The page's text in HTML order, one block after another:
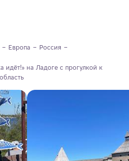
Европа
Россия
идёт!» на Ладоге с прогулкой к